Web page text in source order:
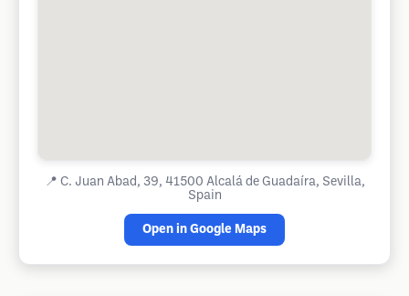
📍 C. Juan Abad, 39, 41500 Alcalá de Guadaíra, Sevilla,
Spain
Open in Google Maps